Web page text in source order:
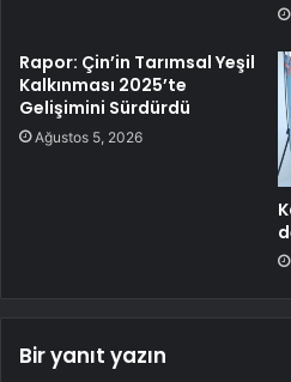
Rapor: Çin’in Tarımsal Yeşil
Kalkınması 2025’te
Gelişimini Sürdürdü
Ağustos 5, 2026
Bir yanıt yazın